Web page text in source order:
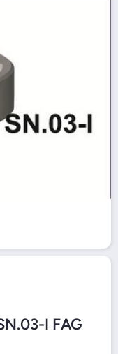
I FAG